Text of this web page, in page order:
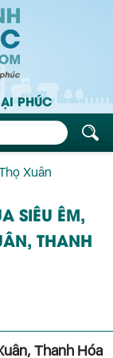
PHÚC
Xuân
SIÊU ÊM,
THANH
Thanh Hóa